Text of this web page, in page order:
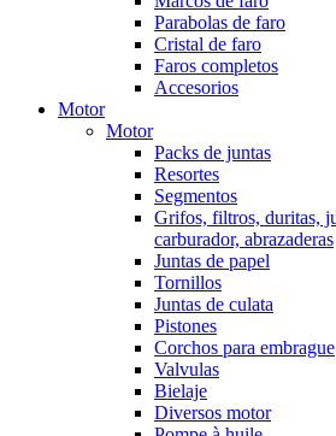
Parabolas de faro
Cristal de faro
Faros completos
Accesorios
Motor
Motor
Packs de juntas
Resortes
Segmentos
Grifos, filtros, duritas,
carburador, abrazaderas
Juntas de papel
Tornillos
Juntas de culata
Pistones
Corchos para embrague
Valvulas
Bielaje
Diversos motor